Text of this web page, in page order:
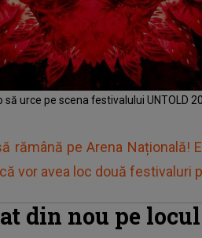
urce pe scena festivalului UNTOLD
rămână pe Arena Națională!
vor avea loc două festivaluri
din nou pe